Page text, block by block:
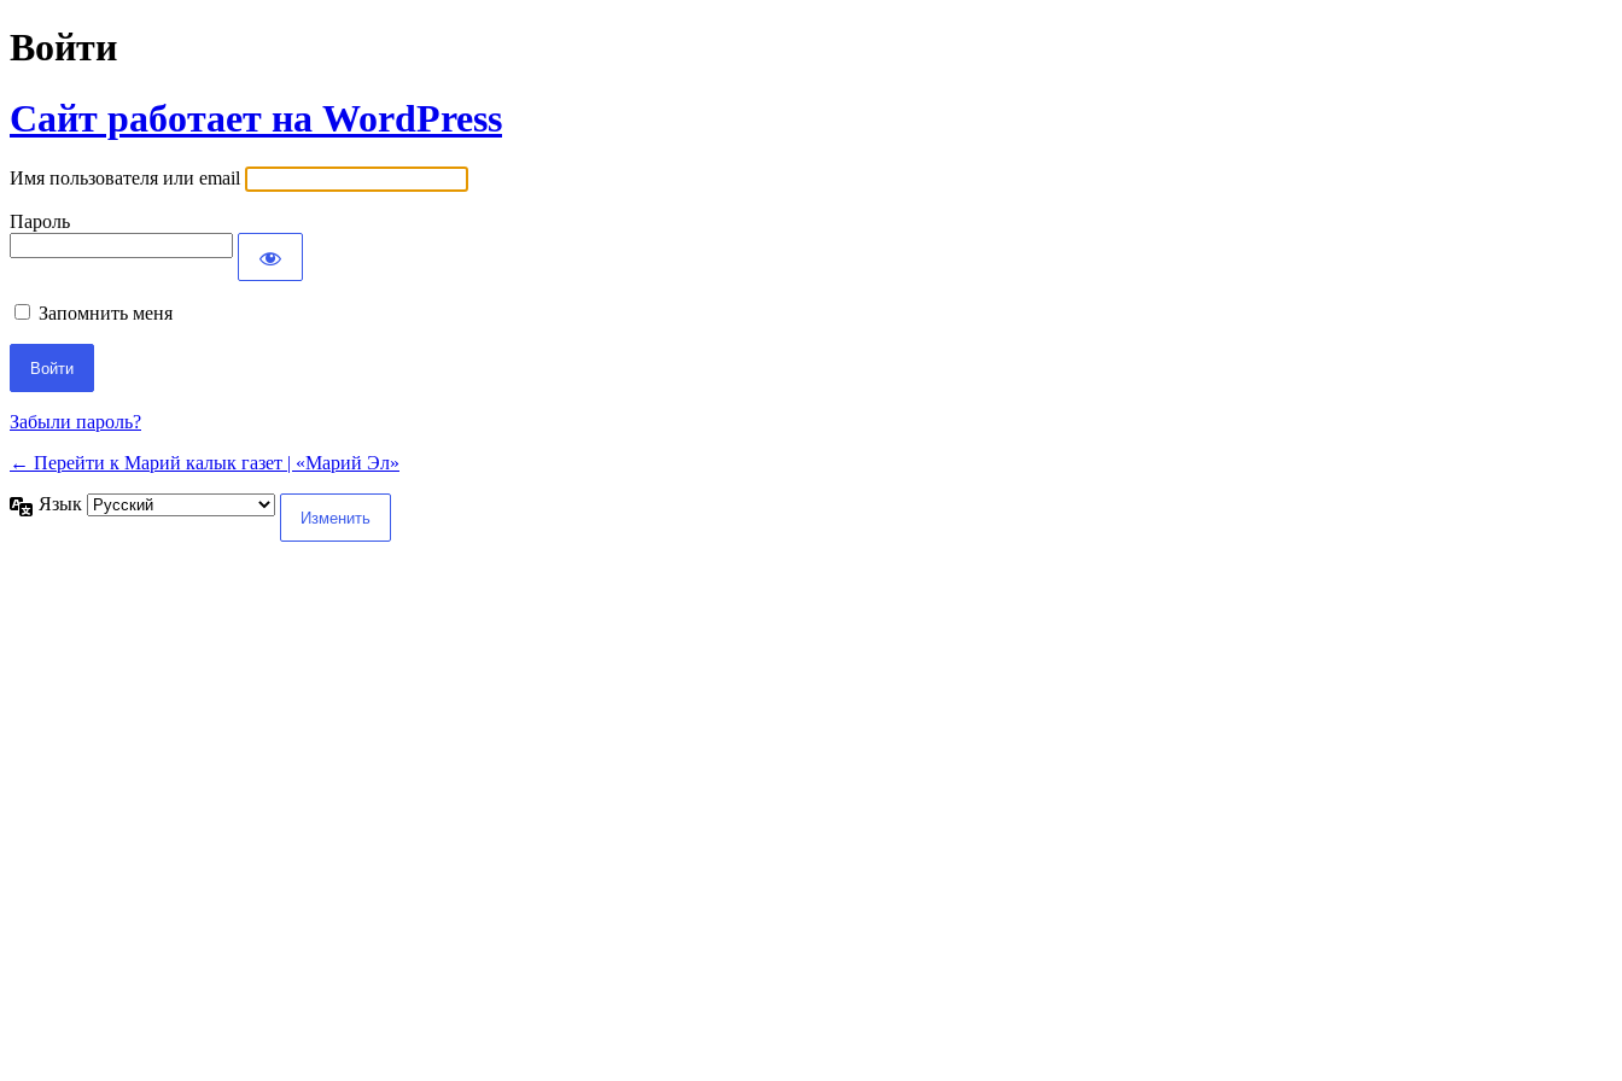
Войти
Сайт работает на WordPress
Имя пользователя или email
Пароль
Запомнить меня
Забыли пароль?
← Перейти к Марий калык газет | «Марий Эл»
Язык